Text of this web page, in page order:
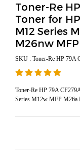
Toner-Re
Toner for
M12 Series
M26nw
SKU : Toner-Re HP 79A
Toner-Re HP 79A
Series M12w MFP